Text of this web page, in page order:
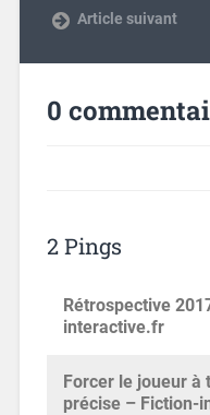
Article suivant
0
2 Pings
Rétrospective
interactive.fr
Forcer le joueur à
précise – Fiction-